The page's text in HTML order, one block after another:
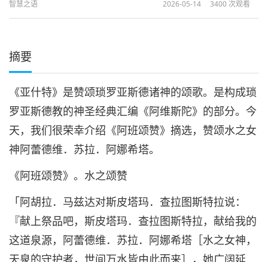
智慧之语 2026-05-14 3400 次观看
摘要
《亚什特》是赞颂琐罗亚斯德诸神的颂歌。是构成琐
罗亚斯德教的神圣经典汇编《阿维斯陀》的部分。今
天，我们很荣幸介绍《阿班颂赞》摘选，赞颂水之女
神阿蕾德维．苏拉．阿娜希塔。
《阿班颂赞》。水之颂赞
「阿胡拉．马兹达对斯皮塔玛．查拉图斯特拉说：
『献上祭品吧，斯皮塔玛．查拉图斯特拉，献给我的
这道泉源，阿蕾德维．苏拉．阿娜希塔［水之女神，